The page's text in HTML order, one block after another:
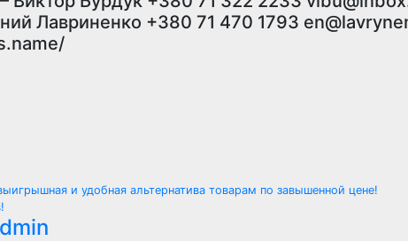
Лавриненко +380 71 470 1793
и удобная альтернатива товарам по завышенной цене!